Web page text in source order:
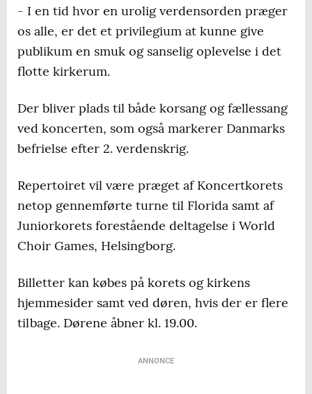
- I en tid hvor en urolig verdensorden præger
os alle, er det et privilegium at kunne give
publikum en smuk og sanselig oplevelse i det
flotte kirkerum.
Der bliver plads til både korsang og fællessang
ved koncerten, som også markerer Danmarks
befrielse efter 2. verdenskrig.
Repertoiret vil være præget af Koncertkorets
netop gennemførte turne til Florida samt af
Juniorkorets forestående deltagelse i World
Choir Games, Helsingborg.
Billetter kan købes på korets og kirkens
hjemmesider samt ved døren, hvis der er flere
tilbage. Dørene åbner kl. 19.00.
ANNONCE